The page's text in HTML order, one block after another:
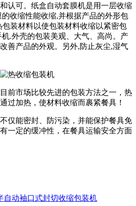
认可。纸盒自动套膜机是用一层收缩
收缩性能收缩,并根据产品的外形包
装材料以使包装材料收缩以紧密包
.外壳的包装美观、大气、高尚。产
善产品的外观。另外,防止灰尘,湿气
前市场比较先进的包装方法之一，热
过加热，使材料收缩而裹紧餐具！
不仅能密封、防污染，并能保护餐具免
一定的缓冲性，在餐具运输安全方面